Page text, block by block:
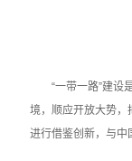
“一带一路”建设
境，顺应开放大势，
进行借鉴创新，与中